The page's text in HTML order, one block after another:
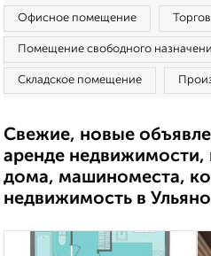
Офисное помещение
Помещение свободного
Складское помещение
Свежие, новые
аренде
дома, машиноместа,
недвижимость в